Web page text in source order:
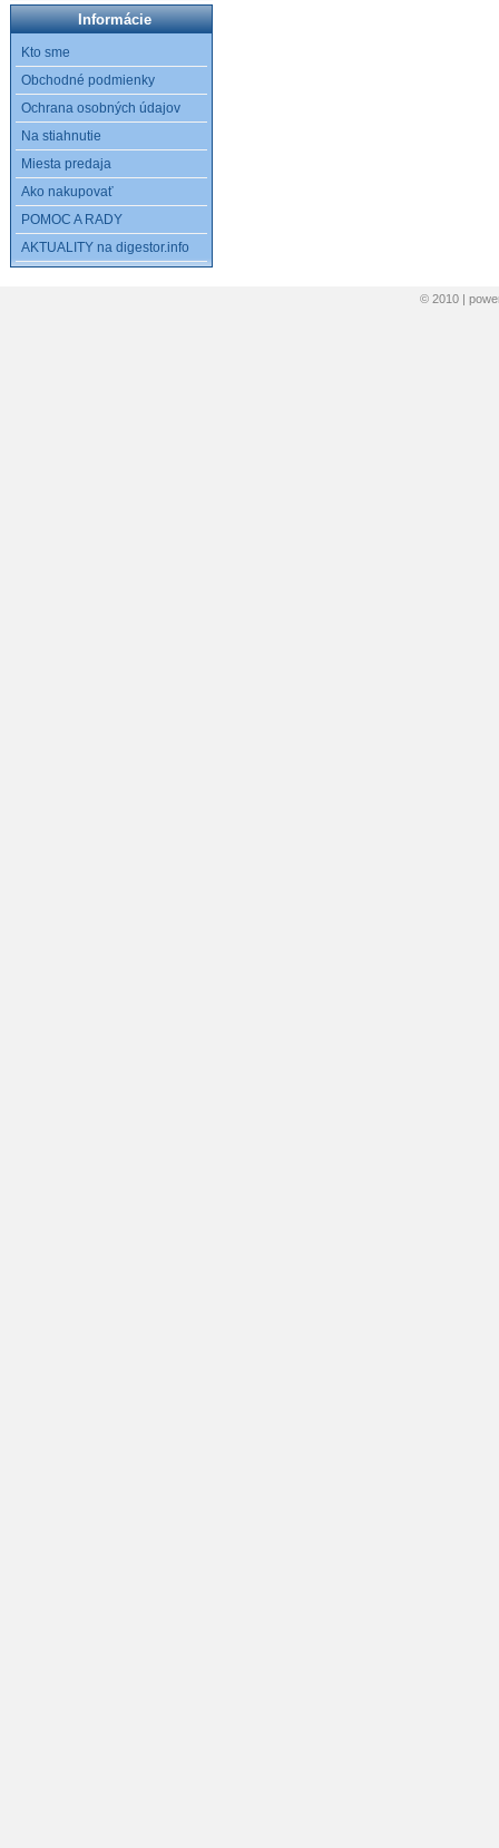
Informácie
Kto sme
Obchodné podmienky
Ochrana osobných údajov
Na stiahnutie
Miesta predaja
Ako nakupovať
POMOC A RADY
AKTUALITY na digestor.info
© 2010 |